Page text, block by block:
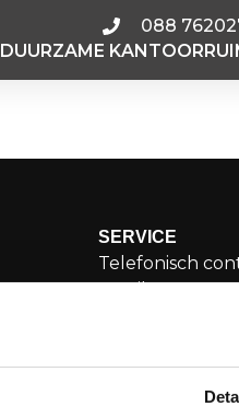
088
DUURZAME
SERVICE
Telefonisch